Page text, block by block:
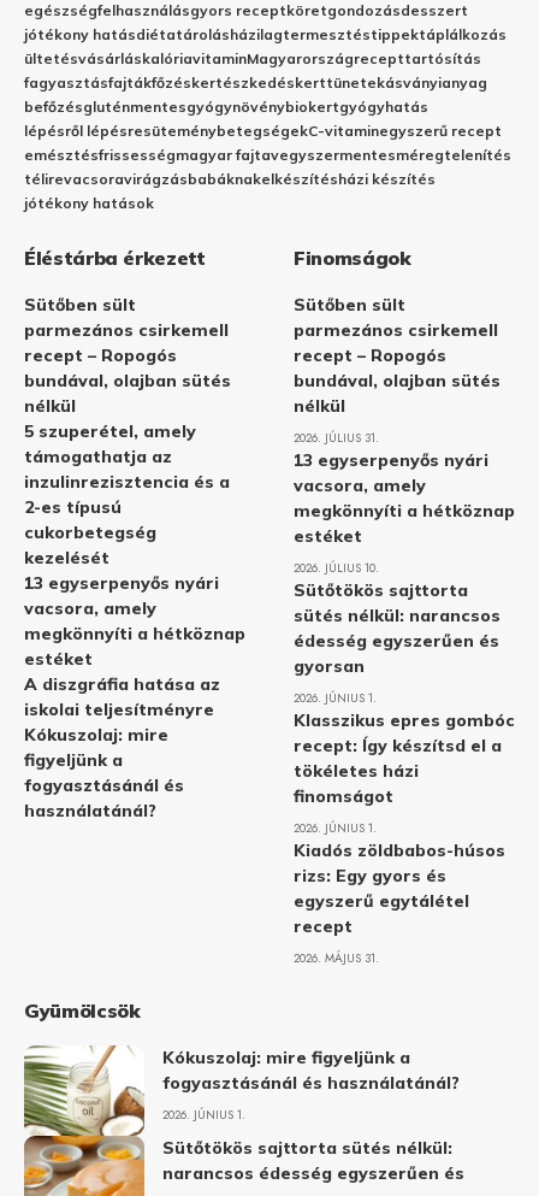
egészségfelhasználásgyors receptköretgondozásdesszert
jótékony hatásdiétatárolásházilagtermesztéstippektáplálkozás
ültetésvásárláskalóriavitaminMagyarországrecepttartósítás
fagyasztásfajtákfőzéskertészkedéskerttünetekásványianyag
befőzésgluténmentesgyógynövénybiokertgyógyhatás
lépésről lépésresüteménybetegségekC-vitaminegyszerű recept
emésztésfrissességmagyar fajtavegyszermentesméregtelenítés
télirevacsoravirágzásbabáknakelkészítésházi készítés
jótékony hatások
Éléstárba érkezett
Sütőben sült
parmezános csirkemell
recept – Ropogós
bundával, olajban sütés
nélkül
5 szuperétel, amely
támogathatja az
inzulinrezisztencia és a
2-es típusú
cukorbetegség
kezelését
13 egyserpenyős nyári
vacsora, amely
megkönnyíti a hétköznap
estéket
A diszgráfia hatása az
iskolai teljesítményre
Kókuszolaj: mire
figyeljünk a
fogyasztásánál és
használatánál?
Finomságok
Sütőben sült
parmezános csirkemell
recept – Ropogós
bundával, olajban sütés
nélkül
2026. JÚLIUS 31.
13 egyserpenyős nyári
vacsora, amely
megkönnyíti a hétköznap
estéket
2026. JÚLIUS 10.
Sütőtökös sajttorta
sütés nélkül: narancsos
édesség egyszerűen és
gyorsan
2026. JÚNIUS 1.
Klasszikus epres gombóc
recept: Így készítsd el a
tökéletes házi
finomságot
2026. JÚNIUS 1.
Kiadós zöldbabos-húsos
rizs: Egy gyors és
egyszerű egytálétel
recept
2026. MÁJUS 31.
Gyümölcsök
Kókuszolaj: mire figyeljünk a
fogyasztásánál és használatánál?
2026. JÚNIUS 1.
Sütőtökös sajttorta sütés nélkül:
narancsos édesség egyszerűen és